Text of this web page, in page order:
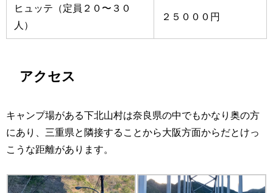
ヒュッテ（定員２０〜３０
人）
２５０００円
アクセス
キャンプ場がある下北山村は奈良県の中でもかなり奥の方
にあり、三重県と隣接することから大阪方面からだとけっ
こうな距離があります。